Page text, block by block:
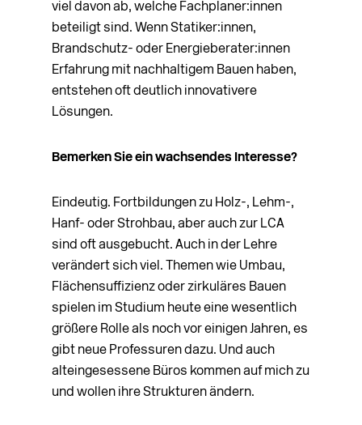
viel davon ab, welche Fachplaner:innen
beteiligt sind. Wenn Statiker:innen,
Brandschutz- oder Energieberater:innen
Erfahrung mit nachhaltigem Bauen haben,
entstehen oft deutlich innovativere
Lösungen.
Bemerken Sie ein wachsendes Interesse?
Eindeutig. Fortbildungen zu Holz-, Lehm-,
Hanf- oder Strohbau, aber auch zur LCA
sind oft ausgebucht. Auch in der Lehre
verändert sich viel. Themen wie Umbau,
Flächensuffizienz oder zirkuläres Bauen
spielen im Studium heute eine wesentlich
größere Rolle als noch vor einigen Jahren, es
gibt neue Professuren dazu. Und auch
alteingesessene Büros kommen auf mich zu
und wollen ihre Strukturen ändern.